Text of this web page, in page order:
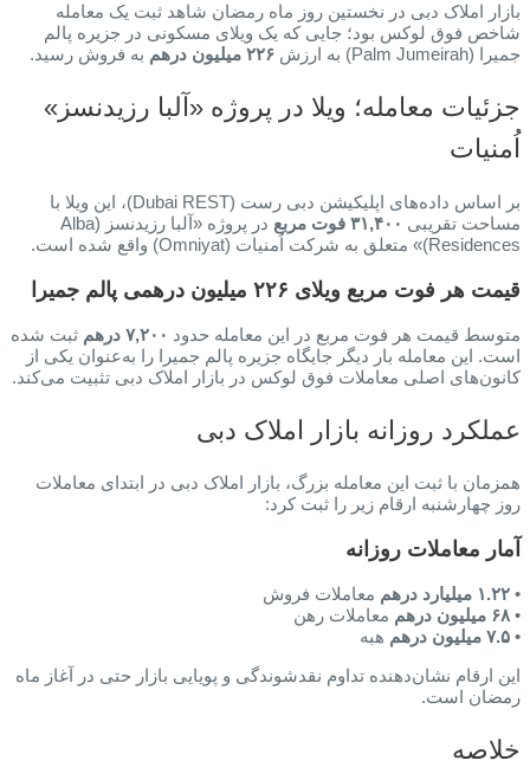
بازار املاک دبی در نخستین روز ماه رمضان شاهد ثبت یک معامله
شاخص فوق لوکس بود؛ جایی که یک ویلای مسکونی در جزیره پالم
جمیرا (Palm Jumeirah) به ارزش
۲۲۶ میلیون درهم به فروش رسید.
جزئیات معامله؛ ویلا در پروژه «آلبا رزیدنسز»
اُمنیات
بر اساس داده‌های اپلیکیشن دبی رست (Dubai REST)، این ویلا با
مساحت تقریبی ۳۱,۴۰۰ فوت مربع
در پروژه «آلبا رزیدنسز (Alba
Residences)» متعلق به شرکت اُمنیات (Omniyat) واقع شده است.
قیمت هر فوت مربع ویلای ۲۲۶ میلیون درهمی پالم جمیرا
متوسط قیمت هر فوت مربع در این معامله حدود ۷,۲۰۰ درهم
ثبت شده
است. این معامله بار دیگر جایگاه جزیره پالم جمیرا را به‌عنوان یکی از
کانون‌های اصلی معاملات فوق لوکس در بازار املاک دبی تثبیت می‌کند.
عملکرد روزانه بازار املاک دبی
همزمان با ثبت این معامله بزرگ، بازار املاک دبی در ابتدای معاملات
روز چهارشنبه ارقام زیر را ثبت کرد:
آمار معاملات روزانه
• ۱.۲۲ میلیارد درهم
معاملات فروش
• ۶۸ میلیون درهم
معاملات رهن
• ۷.۵ میلیون درهم
هبه
این ارقام نشان‌دهنده تداوم نقدشوندگی و پویایی بازار حتی در آغاز ماه
رمضان است.
خلاصه